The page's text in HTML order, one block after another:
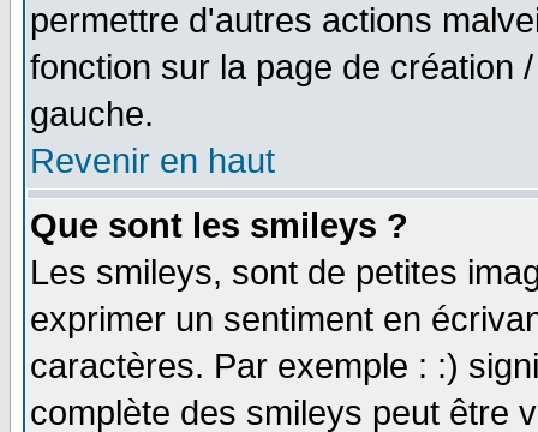
permettre d'autres actions
fonction sur la page de création
gauche.
Revenir en haut
Que sont les smileys ?
Les smileys, sont de petites
exprimer un sentiment en
caractères. Par exemple : :)
complète des smileys peut être